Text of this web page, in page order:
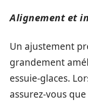
Alignement et
Un ajustement
grandement
essuie-glaces.
assurez-vous